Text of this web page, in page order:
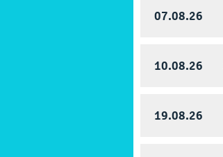
07.08.26
10.08.26
19.08.26